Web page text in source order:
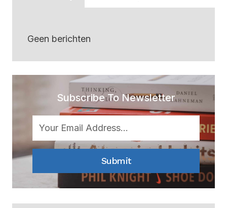
Geen berichten
Subscribe To Newsletter
Submit